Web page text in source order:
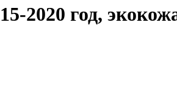
2020 год,